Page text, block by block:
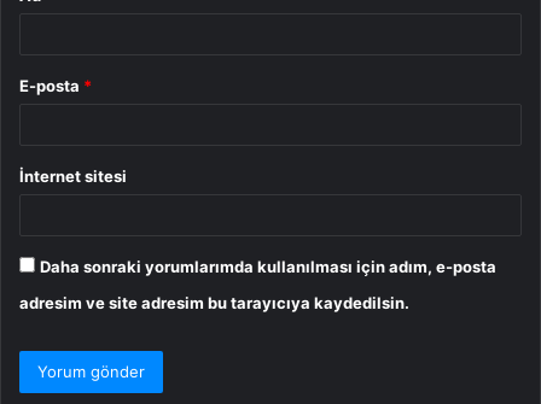
E-posta *
İnternet sitesi
Daha sonraki yorumlarımda kullanılması için adım, e-posta
adresim ve site adresim bu tarayıcıya kaydedilsin.